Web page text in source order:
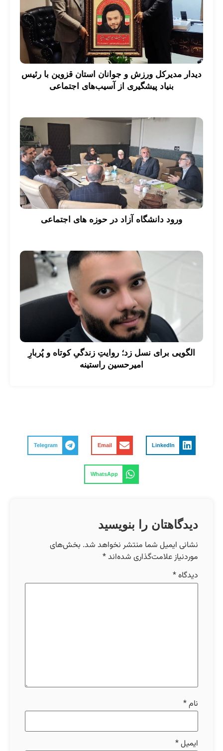
دیدار مدیرکل ورزش و جوانان استان قزوین با رئیس
بنیاد پیشگیری از آسیب‌های اجتماعی
ورود دانشگاه آزاد در حوزه های اجتماعی
الگویی برای نسل زد؛ روایتِ زندگیِ کوتاه و پُربارِ
امیرحسین راستینه
LinkedIn
Email
Telegram
WhatsApp
دیدگاهتان را بنویسید
نشانی ایمیل شما منتشر نخواهد شد. بخش‌های
موردنیاز علامت‌گذاری شده‌اند*
دیدگاه*
نام*
ایمیل*